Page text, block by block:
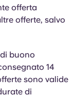
offerta
offerte, salvo
buono
14
sono valide
di